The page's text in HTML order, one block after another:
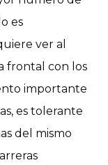
es
ver al
frontal con los
importante
es tolerante
del mismo